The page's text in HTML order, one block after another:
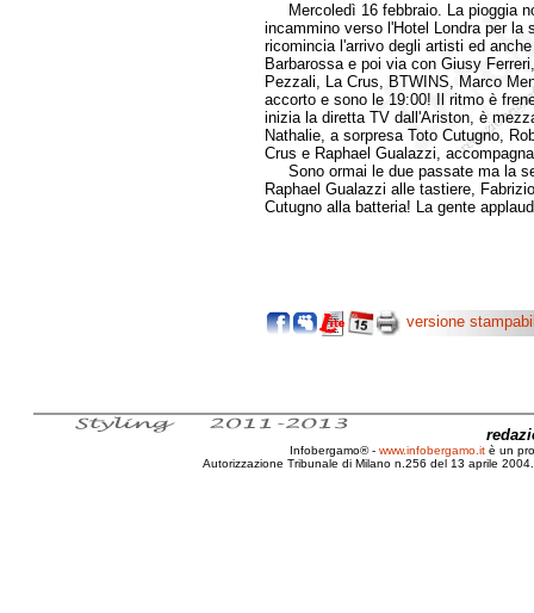
Mercoledì 16 febbraio. La pioggia
incammino verso l'Hotel Londra per la
ricomincia l'arrivo degli artisti ed
Barbarossa e poi via con Giusy
Pezzali, La Crus, BTWINS, Marco
accorto e sono le 19:00! Il ritmo è
inizia la diretta TV dall'Ariston, è
Nathalie, a sorpresa Toto Cutugno,
Crus e Raphael Gualazzi,
Sono ormai le due passate ma la
Raphael Gualazzi alle tastiere,
Cutugno alla batteria! La gente
versione
Infobergamo® - www.infobergamo.it è un
Autorizzazione Tribunale di Milano n.256 del 13 aprile